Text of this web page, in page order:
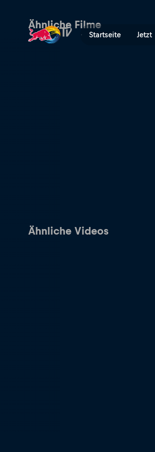
Startseite Jetzt
Kilimanjaro:
Ähnliche Filme
Ähnliche Videos